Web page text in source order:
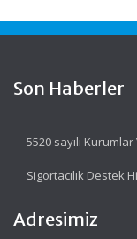
Son Haberler
5520 sayılı
Sigortacılık Destek
Adresimiz